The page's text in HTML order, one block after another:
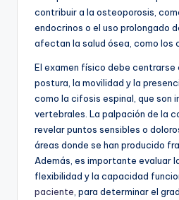
contribuir a la osteoporosis,
endocrinos o el uso prolongado
afectan la salud ósea, como los
El examen físico debe centrarse
postura, la movilidad y la
como la cifosis espinal, que son
vertebrales. La palpación de la
revelar puntos sensibles o
áreas donde se han producido
Además, es importante evaluar
flexibilidad y la capacidad
paciente , para determinar el